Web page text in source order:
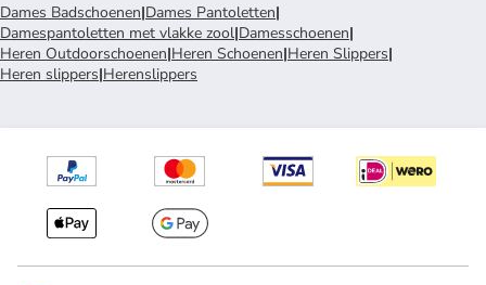
Dames Badschoenen|Dames Pantoletten|
Damespantoletten met vlakke zool|Damesschoenen|
Heren Outdoorschoenen|Heren Schoenen|Heren Slippers|
Heren slippers|Herenslippers